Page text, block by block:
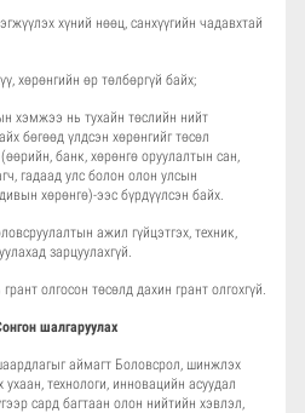
хүний нөөц, санхүүгийн чадавхтай
хөрөнгийн өр төлбөргүй байх;
хэмжээ нь тухайн төслийн нийт
бөгөөд үлдсэн хөрөнгийг төсөл
банк, хөрөнгө оруулалтын сан,
гадаад улс болон олон улсын
хөрөнгө)-ээс бүрдүүлсэн байх.
ажил гүйцэтгэх, техник,
зарцуулахгүй.
олгосон төсөлд дахин грант олгохгүй.
шалгаруулах
аймагт Боловсрол, шинжлэх
технологи, инновацийн асуудал
сард багтаан олон нийтийн хэвлэл,